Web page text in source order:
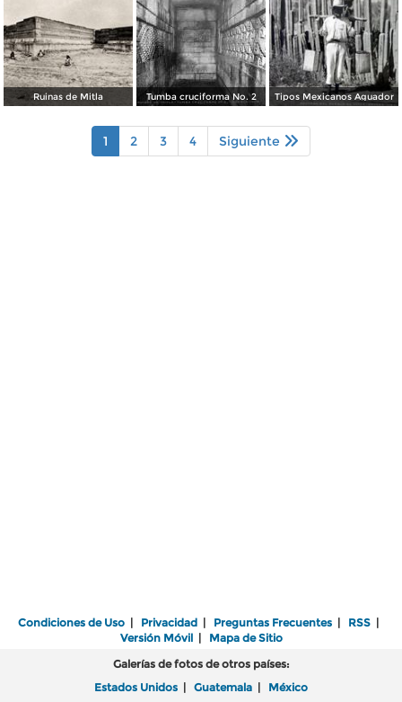
Ruinas de Mitla Tumba cruciforma No. 2 Tipos Mexicanos Aguador
1 2 3 4 Siguiente
Condiciones de Uso | Privacidad | Preguntas Frecuentes | RSS |
Versión Móvil| Mapa de Sitio
Galerías de fotos de otros países:
Estados Unidos | Guatemala | México